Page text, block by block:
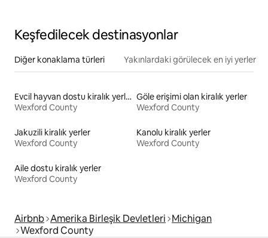
Keşfedilecek destinasyonlar
Diğer konaklama türleri Yakınlardaki görülecek en iyi yerler
Evcil hayvan dostu kiralık yerler
Wexford County
Göle erişimi olan kiralık yerler
Wexford County
Jakuzili kiralık yerler
Wexford County
Kanolu kiralık yerler
Wexford County
Aile dostu kiralık yerler
Wexford County
Airbnb Amerika Birleşik Devletleri Michigan
Wexford County